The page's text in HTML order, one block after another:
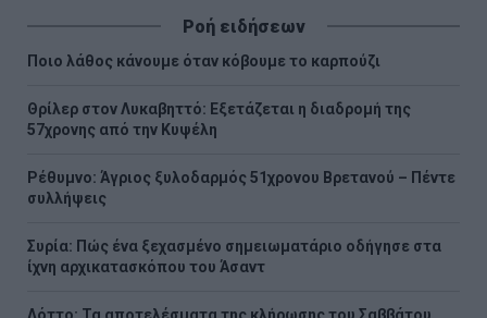
Ροή ειδήσεων
Ποιο λάθος κάνουμε όταν κόβουμε το καρπούζι
Θρίλερ στον Λυκαβηττό: Εξετάζεται η διαδρομή της
57χρονης από την Κυψέλη
Ρέθυμνο: Άγριος ξυλοδαρμός 51χρονου Βρετανού – Πέντε
συλλήψεις
Συρία: Πώς ένα ξεχασμένο σημειωματάριο οδήγησε στα
ίχνη αρχικατασκόπου του Άσαντ
Λόττο: Τα αποτελέσματα της κλήρωσης του Σαββάτου